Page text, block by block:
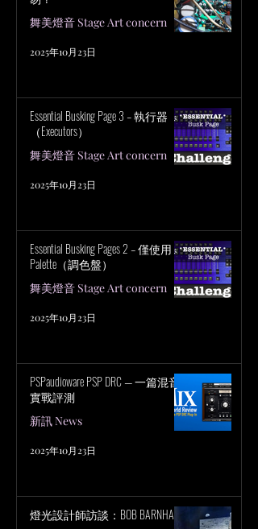
舞美燈音 Stage Art concern
2025年10月23日
Essential Busking Page 3 – 執行器
（Executors）
舞美燈音 Stage Art concern
2025年10月23日
Essential Busking Pages 2 – 僅使用
Palette（調色盤）
舞美燈音 Stage Art concern
2025年10月23日
PSPaudioware PSP DRC — 一篇混音
實戰評測
新訊 News
2025年10月23日
燈光設計師訪談：BOB BARNHART